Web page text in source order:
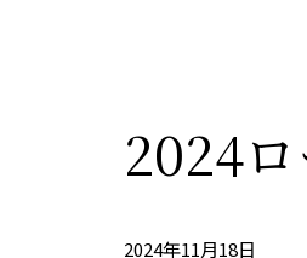
2024
2024年11月18日